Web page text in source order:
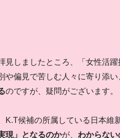
見しましたところ、「女性活躍
偏見で苦しむ人々に寄り添い
のですが、疑問がございます。
K.T候補の所属している日本維
現」となるのかが、 わからない